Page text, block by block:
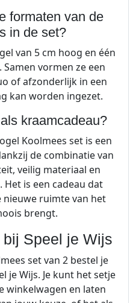
formaten van de
in de set?
van 5 cm hoog en één
vormen ze een
of afzonderlijk in een
kan worden ingezet.
kraamcadeau?
Koolmees set is een
de combinatie van
veilig materiaal en
is een cadeau dat
nieuwe ruimte van het
brengt.
Speel je Wijs
set van 2 bestel je
je Wijs. Je kunt het setje
winkelwagen en laten